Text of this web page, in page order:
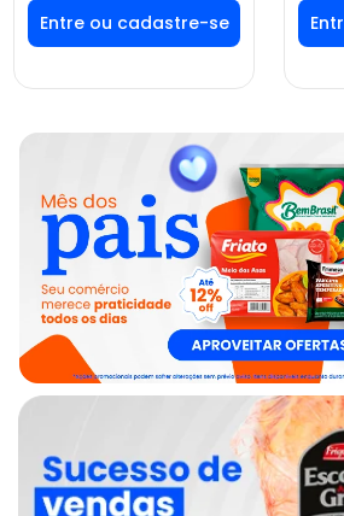
Faça seu login ou
cadastre-se para
ver preços e